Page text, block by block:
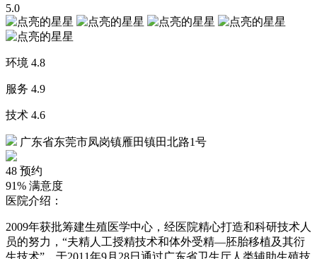
5.0
环境 4.8
服务 4.9
技术 4.6
广东省东莞市凤岗镇雁田镇田北路1号
48 预约
91% 满意度
医院介绍：
2009年获批筹建生殖医学中心，经医院精心打造和科研技术人
员的努力，“夫精人工授精技术和体外受精—胚胎移植及其衍
生技术”，于2011年9月28日通过广东省卫生厅人类辅助生殖技